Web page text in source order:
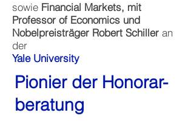
sowie Financial Markets, mit
Professor of Economics und
Nobelpreisträger Robert Schiller an
der
Yale University
Pionier der Honorar-
beratung